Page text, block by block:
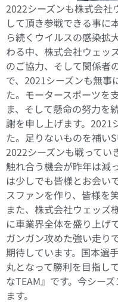
2022シーズンも株式会社
して頂き参戦できる事に
ら続くウイルスの感染拡
わる中、株式会社ウェッ
のご協力、そして関係者
で、2021シーズンも無事
た。モータースポーツを
ま、そして懸命の努力を
謝を申し上げます。2021
た。足りないものを補い
2022シーズンも戦ってい
触れ合う機会が昨年は減
は少しでも皆様とお会い
スファンを作り、皆様を
また、株式会社ウェッズ
に車業界全体を盛り上げ
ガンガン攻めた強い走り
期待しています。国本選
丸となって勝利を目指し
なTEAM』です。今シー
ます。